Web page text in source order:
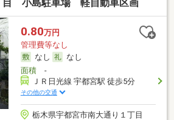
目 小島駐車場 軽自動車区画
0.80万円
管理費等なし
なし
なし
面積-
ＪＲ日光線 宇都宮駅 徒歩5分
その他の交通
栃木県宇都宮市南大通り１丁目